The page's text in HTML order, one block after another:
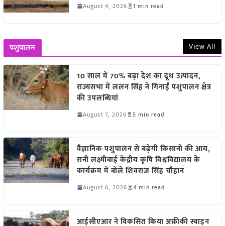
August 4, 2026 1 min read
पशुपालन View All
10 साल में 70% बढ़ा देश का दूध उत्पादन,
राज्यसभा में ललन सिंह ने गिनाईं पशुपालन क्षेत्र
की उपलब्धियां
August 7, 2026 5 min read
वैज्ञानिक पशुपालन से बढ़ेगी किसानों की आय,
रानी लक्ष्मीबाई केंद्रीय कृषि विश्वविद्यालय के
कार्यक्रम में बोले शिवराज सिंह चौहान
August 6, 2026 4 min read
आईसीएआर ने विकसित किया अफ्रीकी स्वाइन